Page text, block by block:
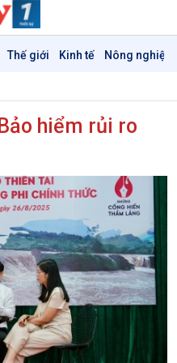
Thế giới Kinh tế Nông nghiệp
Thời sự 6h
Thời sự 12h
Thời sự 18h
Thời sự 21h30
Bản tin
Chuyên mục
Theo dòng Thời sự
Thế giới
Bảo hiểm rủi ro